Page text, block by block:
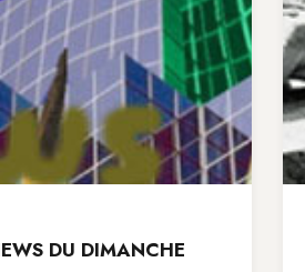
DU DIMANCHE